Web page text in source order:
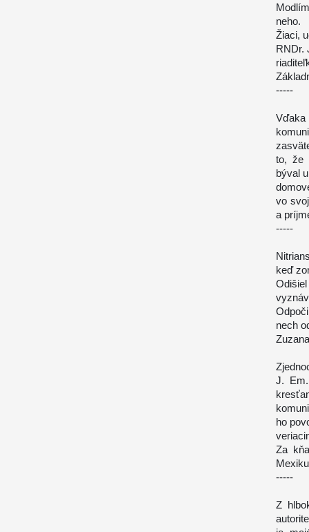
neho.
Žiaci,
RNDr.
-----
to, že
býval
vo
a
-----
keď
nech
J.
ho
Za
-----
Z